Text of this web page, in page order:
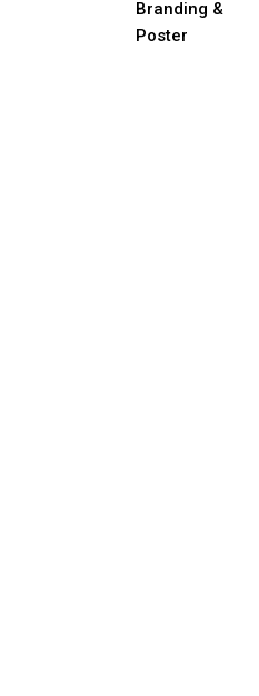
Branding &
Poster